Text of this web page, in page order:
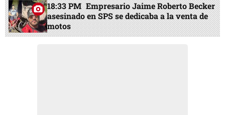
18:33 PM Empresario Jaime Roberto Becker
asesinado en SPS se dedicaba a la venta de
motos